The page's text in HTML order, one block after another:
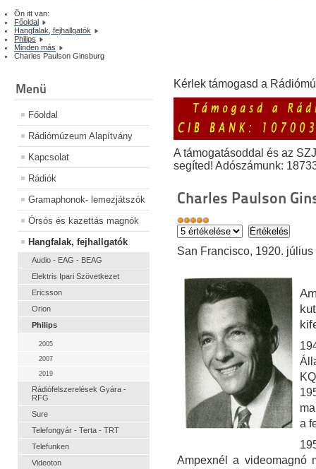
Ön itt van:
Főoldal
Hangfalak, fejhallgatók
Philips
Minden más
Charles Paulson Ginsburg
Menü
Főoldal
Rádiómúzeum Alapítvány
Kapcsolat
Rádiók
Gramaphonok- lemezjátszók
Órsós és kazettás magnók
Hangfalak, fejhallgatók
Audio - EAG - BEAG
Elektris Ipari Szövetkezet
Ericsson
Orion
Philips
2005
2007
2019
Rádiófelszerelések Gyára -
RFG
Sure
Telefongyár - Terta - TRT
Telefunken
Videoton
Kérlek támogasd a
A támogatásoddal és az
segíted! Adószámunk:
Charles Paulson
San Francisco, 1920.
a
Ampexnél a videomagnó